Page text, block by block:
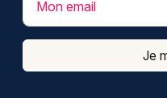
Mon email
Je